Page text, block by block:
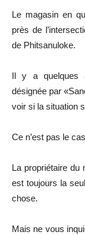
Le magasin en
près de
de Phitsanuloke.
Il y a quelques
désignée par
voir si la situation
Ce n’est pas le
La propriétaire du
est toujours la
chose.
Mais ne vous